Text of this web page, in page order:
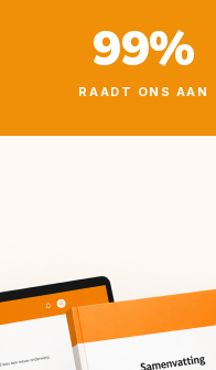
99%
RAADT ONS AAN